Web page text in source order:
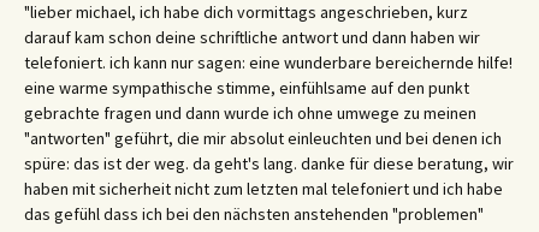
"lieber michael, ich habe dich vormittags angeschrieben, kurz
darauf kam schon deine schriftliche antwort und dann haben wir
telefoniert. ich kann nur sagen: eine wunderbare bereichernde hilfe!
eine warme sympathische stimme, einfühlsame auf den punkt
gebrachte fragen und dann wurde ich ohne umwege zu meinen
"antworten" geführt, die mir absolut einleuchten und bei denen ich
spüre: das ist der weg. da geht's lang. danke für diese beratung, wir
haben mit sicherheit nicht zum letzten mal telefoniert und ich habe
das gefühl dass ich bei den nächsten anstehenden "problemen"